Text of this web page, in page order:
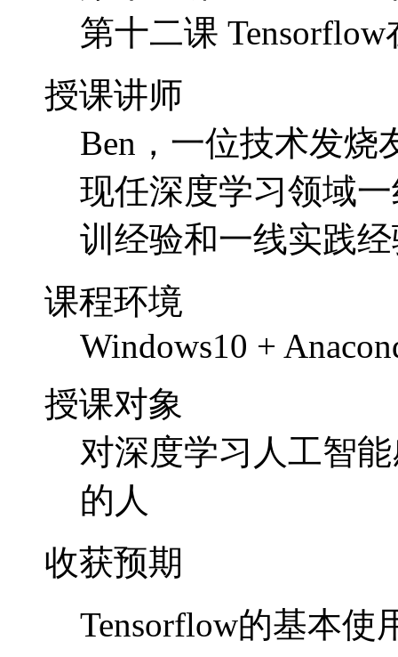
第十二课
授课讲师
Ben，一位技术发烧
现任深度学习领域
训经验和一线实践
课程环境
Windows10 +
授课对象
对深度学习人工智
的人
收获预期
Tensorflow的基本使